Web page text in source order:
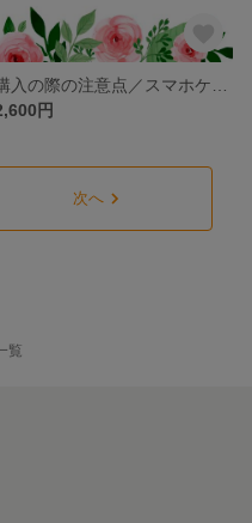
円
次へ
覧